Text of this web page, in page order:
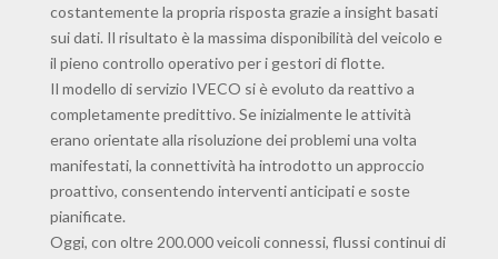
costantemente la propria risposta grazie a insight basati
sui dati. Il risultato è la massima disponibilità del veicolo e
il pieno controllo operativo per i gestori di flotte.
Il modello di servizio IVECO si è evoluto da reattivo a
completamente predittivo. Se inizialmente le attività
erano orientate alla risoluzione dei problemi una volta
manifestati, la connettività ha introdotto un approccio
proattivo, consentendo interventi anticipati e soste
pianificate.
Oggi, con oltre 200.000 veicoli connessi, flussi continui di